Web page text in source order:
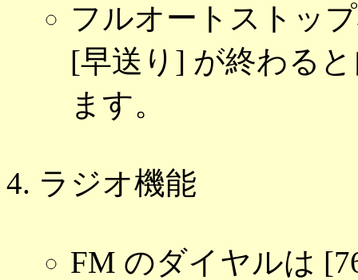
フルオートストッ
[早送り] が終わる
ます。
ラジオ機能
FM のダイヤルは